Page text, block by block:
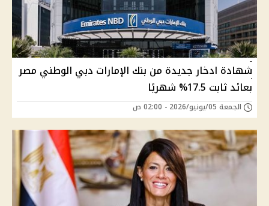
شهادة ادخار جديدة من بنك الإمارات دبي الوطني مصر
بعائد ثابت 17.5% شهريًا
الجمعة 05/يونيو/2026 - 02:00 ص